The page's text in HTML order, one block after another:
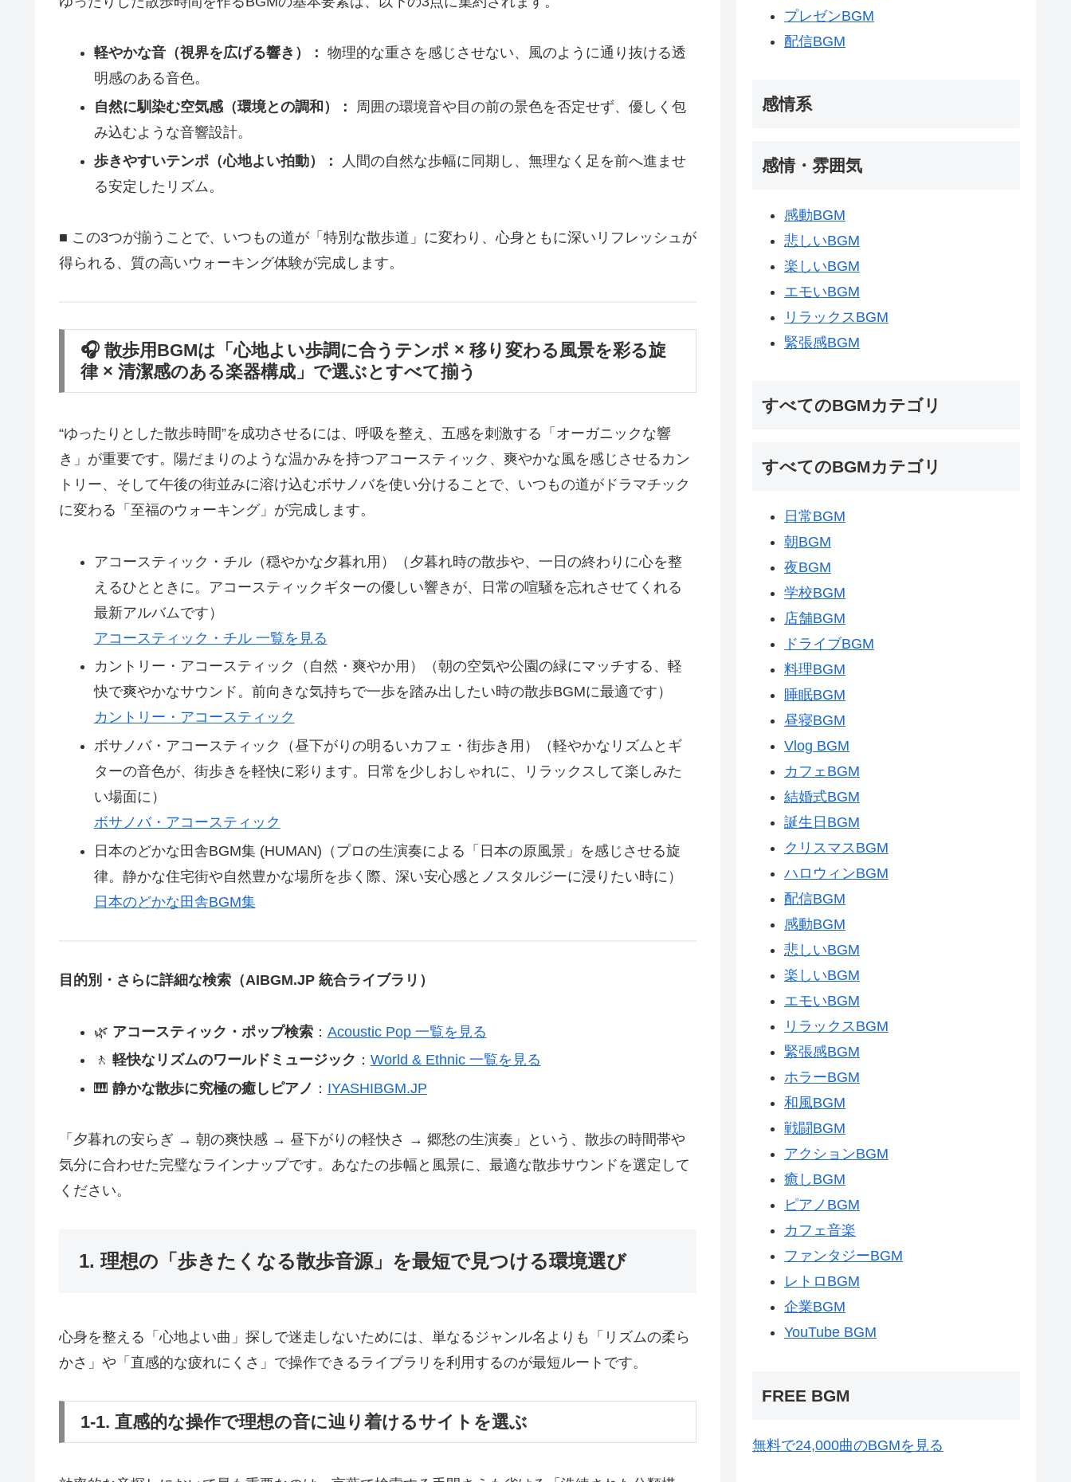
軽やかな音（視界を広げる響き）： 物理的な重さを感じさせない、風のように通り抜ける透
明感のある音色。
自然に馴染む空気感（環境との調和）：
周囲の環境音や目の前の景色を否定せず、優しく包
み込むような音響設計。
歩きやすいテンポ（心地よい拍動）：
人間の自然な歩幅に同期し、無理なく足を前へ進ませ
る安定したリズム。
■ この3つが揃うことで、いつもの道が「特別な散歩道」に変わり、心身ともに深いリフレッシュが
得られる、質の高いウォーキング体験が完成します。
🎧 散歩用BGMは「心地よい歩調に合うテンポ × 移り変わる風景を彩る旋
律 × 清潔感のある楽器構成」で選ぶとすべて揃う
“ゆったりとした散歩時間”を成功させるには、呼吸を整え、五感を刺激する「オーガニックな響
き」が重要です。陽だまりのような温かみを持つアコースティック、爽やかな風を感じさせるカン
トリー、そして午後の街並みに溶け込むボサノバを使い分けることで、いつもの道がドラマチック
に変わる「至福のウォーキング」が完成します。
アコースティック・チル（穏やかな夕暮れ用）（夕暮れ時の散歩や、一日の終わりに心を整
えるひとときに。アコースティックギターの優しい響きが、日常の喧騒を忘れさせてくれる
最新アルバムです）
アコースティック・チル 一覧を見る
カントリー・アコースティック（自然・爽やか用）（朝の空気や公園の緑にマッチする、軽
快で爽やかなサウンド。前向きな気持ちで一歩を踏み出したい時の散歩BGMに最適です）
カントリー・アコースティック
ボサノバ・アコースティック（昼下がりの明るいカフェ・街歩き用）（軽やかなリズムとギ
ターの音色が、街歩きを軽快に彩ります。日常を少しおしゃれに、リラックスして楽しみた
い場面に）
ボサノバ・アコースティック
日本のどかな田舎BGM集 (HUMAN)（プロの生演奏による「日本の原風景」を感じさせる旋
律。静かな住宅街や自然豊かな場所を歩く際、深い安心感とノスタルジーに浸りたい時に）
日本のどかな田舎BGM集
目的別・さらに詳細な検索（AIBGM.JP 統合ライブラリ）
🌿 アコースティック・ポップ検索： Acoustic Pop 一覧を見る
🚶 軽快なリズムのワールドミュージック ： World & Ethnic 一覧を見る
🎹 静かな散歩に究極の癒しピアノ ： IYASHIBGM.JP
「夕暮れの安らぎ → 朝の爽快感 → 昼下がりの軽快さ → 郷愁の生演奏」という、散歩の時間帯や
気分に合わせた完璧なラインナップです。あなたの歩幅と風景に、最適な散歩サウンドを選定して
ください。
1. 理想の「歩きたくなる散歩音源」を最短で見つける環境選び
心身を整える「心地よい曲」探しで迷走しないためには、単なるジャンル名よりも「リズムの柔ら
かさ」や「直感的な疲れにくさ」で操作できるライブラリを利用するのが最短ルートです。
1-1. 直感的な操作で理想の音に辿り着けるサイトを選ぶ
プレゼンBGM
配信BGM
感情系
感情・雰囲気
感動BGM
悲しいBGM
楽しいBGM
エモいBGM
リラックスBGM
緊張感BGM
すべてのBGMカテゴリ
すべてのBGMカテゴリ
日常BGM
朝BGM
夜BGM
学校BGM
店舗BGM
ドライブBGM
料理BGM
睡眠BGM
昼寝BGM
Vlog BGM
カフェBGM
結婚式BGM
誕生日BGM
クリスマスBGM
ハロウィンBGM
配信BGM
感動BGM
悲しいBGM
楽しいBGM
エモいBGM
リラックスBGM
緊張感BGM
ホラーBGM
和風BGM
戦闘BGM
アクションBGM
癒しBGM
ピアノBGM
カフェ音楽
ファンタジーBGM
レトロBGM
企業BGM
YouTube BGM
FREE BGM
無料で24,000曲のBGMを見る